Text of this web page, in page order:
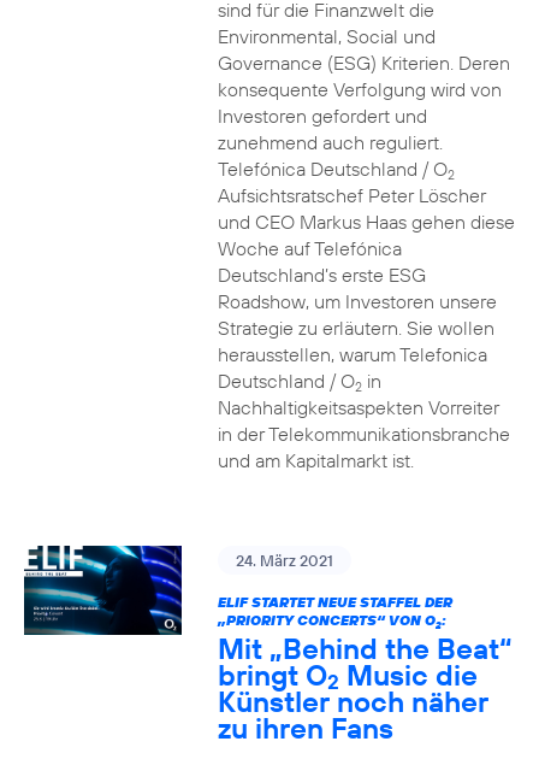
sind für die Finanzwelt die
Environmental, Social und
Governance (ESG) Kriterien. Deren
konsequente Verfolgung wird von
Investoren gefordert und
zunehmend auch reguliert.
Telefónica Deutschland / O2
Aufsichtsratschef Peter Löscher
und CEO Markus Haas gehen diese
Woche auf Telefónica
Deutschland’s erste ESG
Roadshow, um Investoren unsere
Strategie zu erläutern. Sie wollen
herausstellen, warum Telefonica
Deutschland / O2in
Nachhaltigkeitsaspekten Vorreiter
in der Telekommunikationsbranche
und am Kapitalmarkt ist.
24. März 2021
ELIF STARTET NEUE STAFFEL DER
„PRIORITY CONCERTS“ VON O2:
Mit „Behind the Beat“
bringt O2 Music die
Künstler noch näher
zu ihren Fans